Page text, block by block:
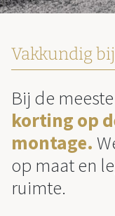
Vakkundig
Bij de
korting op
montage.
op maat en
ruimte.